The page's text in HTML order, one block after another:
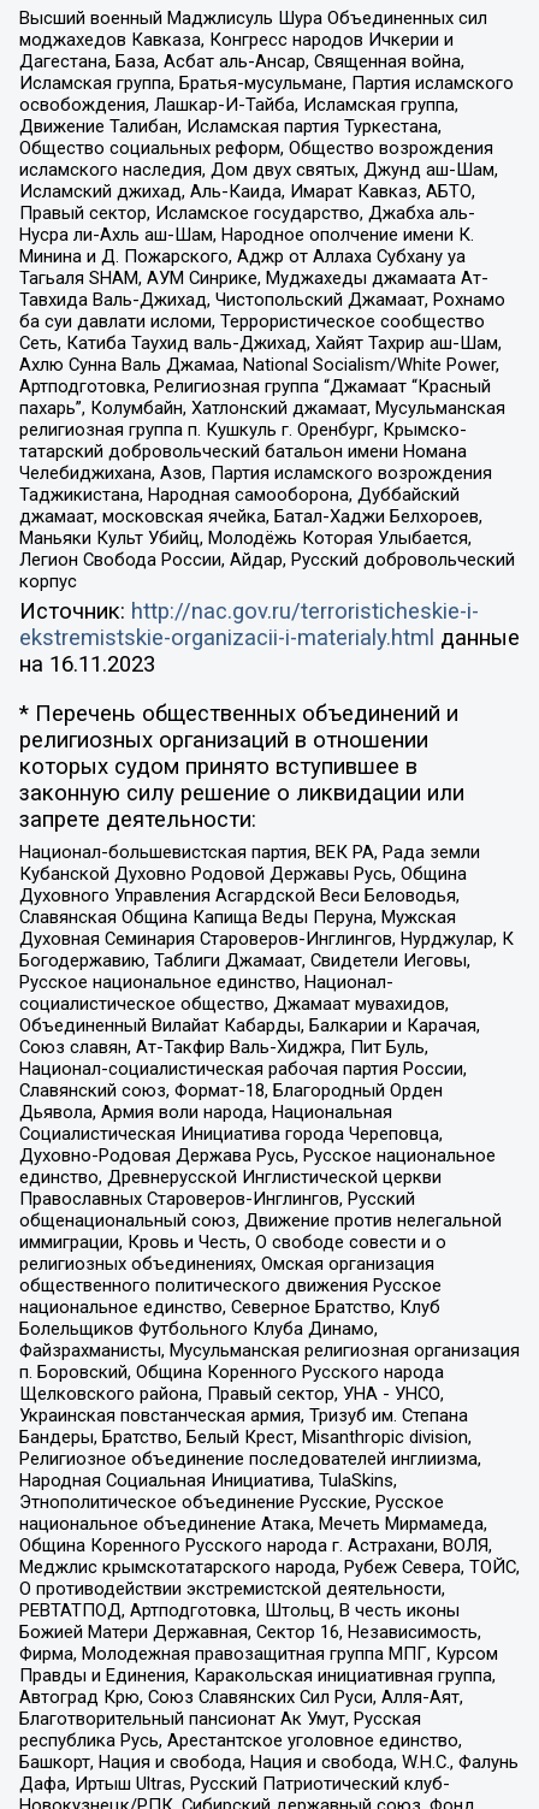
Высший военный Маджлисуль Шура Объединенных сил
моджахедов Кавказа, Конгресс народов Ичкерии и
Дагестана, База, Асбат аль-Ансар, Священная война,
Исламская группа, Братья-мусульмане, Партия исламского
освобождения, Лашкар-И-Тайба, Исламская группа,
Движение Талибан, Исламская партия Туркестана,
Общество социальных реформ, Общество возрождения
исламского наследия, Дом двух святых, Джунд аш-Шам,
Исламский джихад, Аль-Каида, Имарат Кавказ, АБТО,
Правый сектор, Исламское государство, Джабха аль-
Нусра ли-Ахль аш-Шам, Народное ополчение имени К.
Минина и Д. Пожарского, Аджр от Аллаха Субхану уа
Тагьаля SHAM, АУМ Синрике, Муджахеды джамаата Ат-
Тавхида Валь-Джихад, Чистопольский Джамаат, Рохнамо
ба суи давлати исломи, Террористическое сообщество
Сеть, Катиба Таухид валь-Джихад, Хайят Тахрир аш-Шам,
Ахлю Сунна Валь Джамаа, National Socialism/White Power,
Артподготовка, Религиозная группа “Джамаат “Красный
пахарь”, Колумбайн, Хатлонский джамаат, Мусульманская
религиозная группа п. Кушкуль г. Оренбург, Крымско-
татарский добровольческий батальон имени Номана
Челебиджихана, Азов, Партия исламского возрождения
Таджикистана, Народная самооборона, Дуббайский
джамаат, московская ячейка, Батал-Хаджи Белхороев,
Маньяки Культ Убийц, Молодёжь Которая Улыбается,
Легион Свобода России, Айдар, Русский добровольческий
корпус
Источник: http://nac.gov.ru/terroristicheskie-i-
ekstremistskie-organizacii-i-materialy.html данные
на 16.11.2023
* Перечень общественных объединений и
религиозных организаций в отношении
которых судом принято вступившее в
законную силу решение о ликвидации или
запрете деятельности:
Национал-большевистская партия, ВЕК РА, Рада земли
Кубанской Духовно Родовой Державы Русь, Община
Духовного Управления Асгардской Веси Беловодья,
Славянская Община Капища Веды Перуна, Мужская
Духовная Семинария Староверов-Инглингов, Нурджулар, К
Богодержавию, Таблиги Джамаат, Свидетели Иеговы,
Русское национальное единство, Национал-
социалистическое общество, Джамаат мувахидов,
Объединенный Вилайат Кабарды, Балкарии и Карачая,
Союз славян, Ат-Такфир Валь-Хиджра, Пит Буль,
Национал-социалистическая рабочая партия России,
Славянский союз, Формат-18, Благородный Орден
Дьявола, Армия воли народа, Национальная
Социалистическая Инициатива города Череповца,
Духовно-Родовая Держава Русь, Русское национальное
единство, Древнерусской Инглистической церкви
Православных Староверов-Инглингов, Русский
общенациональный союз, Движение против нелегальной
иммиграции, Кровь и Честь, О свободе совести и о
религиозных объединениях, Омская организация
общественного политического движения Русское
национальное единство, Северное Братство, Клуб
Болельщиков Футбольного Клуба Динамо,
Файзрахманисты, Мусульманская религиозная организация
п. Боровский, Община Коренного Русского народа
Щелковского района, Правый сектор, УНА - УНСО,
Украинская повстанческая армия, Тризуб им. Степана
Бандеры, Братство, Белый Крест, Misanthropic division,
Религиозное объединение последователей инглиизма,
Народная Социальная Инициатива, TulaSkins,
Этнополитическое объединение Русские, Русское
национальное объединение Атака, Мечеть Мирмамеда,
Община Коренного Русского народа г. Астрахани, ВОЛЯ,
Меджлис крымскотатарского народа, Рубеж Севера, ТОЙС,
О противодействии экстремистской деятельности,
РЕВТАТПОД, Артподготовка, Штольц, В честь иконы
Божией Матери Державная, Сектор 16, Независимость,
Фирма, Молодежная правозащитная группа МПГ, Курсом
Правды и Единения, Каракольская инициативная группа,
Автоград Крю, Союз Славянских Сил Руси, Алля-Аят,
Благотворительный пансионат Ак Умут, Русская
республика Русь, Арестантское уголовное единство,
Башкорт, Нация и свобода, Нация и свобода, W.H.С., Фалунь
Дафа, Иртыш Ultras, Русский Патриотический клуб-